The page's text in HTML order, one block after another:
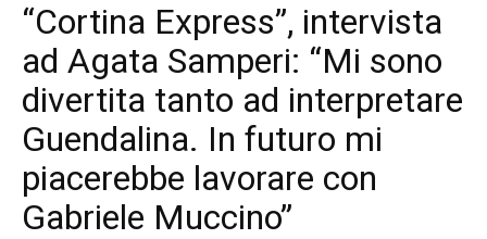
“Cortina Express”, intervista
ad Agata Samperi: “Mi sono
divertita tanto ad interpretare
Guendalina. In futuro mi
piacerebbe lavorare con
Gabriele Muccino”